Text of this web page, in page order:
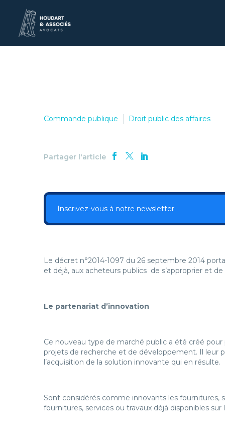
Commande publique Droit public des affaires
Partager l'article
Inscrivez-vous à notre newsletter
Le décret n°2014-1097 du 26 septembre 2014
et déjà, aux acheteurs publics de s’approprier et
Le partenariat d’innovation
Ce nouveau type de marché public a été créé
projets de recherche et de développement. Il leur
l’acquisition de la solution innovante qui en résulte.
Sont considérés comme innovants les fournitures,
fournitures, services ou travaux déjà disponibles sur